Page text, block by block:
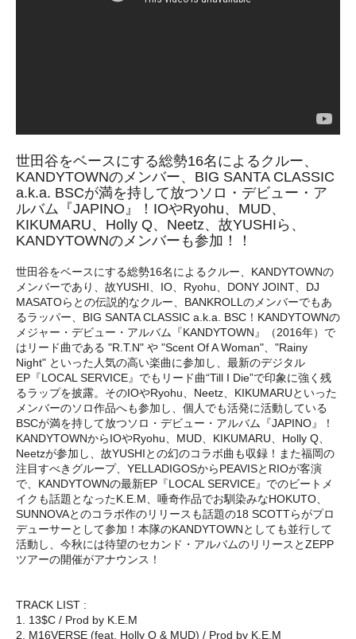
世田谷をベースにする総勢16名によるクルー、
KANDYTOWNのメンバー、BIG SANTA CLASSIC
a.k.a. BSCが満を持して放つソロ・デビュー・ア
ルバム『JAPINO』！IOやRyohu、MUD、
KIKUMARU、Holly Q、Neetz、故YUSHIら、
KANDYTOWNのメンバーも参加！！
世田谷をベースにする総勢16名によるクルー、KANDYTOWNの
メンバーであり、故YUSHI、IO、Ryohu、DONY JOINT、DJ
MASATOらとの伝説的なクルー、BANKROLLのメンバーでもあ
るラッパー、BIG SANTA CLASSIC a.k.a. BSC！KANDYTOWNの
メジャー・デビュー・アルバム『KANDYTOWN』（2016年）で
はリード曲である "R.T.N" や "Scent Of A Woman"、"Rainy
Night" といった人気の高い楽曲に参加し、最新のデジタル
EP『LOCAL SERVICE』でもリード曲“Till I Die”で印象に強く残
るラップを披露。そのIOやRyohu、Neetz、KIKUMARUといった
メンバーのソロ作品へも参加し、個人でも活発に活動している
BSCが満を持して放つソロ・デビュー・アルバム『JAPINO』！
KANDYTOWNからIOやRyohu、MUD、KIKUMARU、Holly Q、
Neetzが参加し、故YUSHIとの幻のコラボ曲も収録！また福岡の
注目すべきグループ、YELLADIGOSからPEAVISとRIOが客演
で、KANDYTOWNの最新EP『LOCAL SERVICE』でのビートメ
イクも話題となったK.E.M、唾奇作品でお馴染みなHOKUTO、
SUNNOVAとのコラボ作のリリースも話題の18 SCOTTらがプロ
デューサーとして参加！本隊のKANDYTOWNとしても並行して
活動し、今秋には待望のセカンド・アルバムのリリースとZEPP
ツアーの開催がアナウンス！
TRACK LIST :
1. 13$C / Prod by K.E.M
2. M16VERSE (feat. Holly Q & MUD) / Prod by K.E.M